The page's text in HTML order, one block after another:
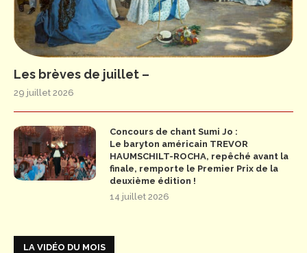
Les brèves de juillet –
29 juillet 2026
Concours de chant Sumi Jo :
Le baryton américain TREVOR
HAUMSCHILT-ROCHA, repêché avant la
finale, remporte le Premier Prix de la
deuxième édition !
14 juillet 2026
LA VIDÉO DU MOIS